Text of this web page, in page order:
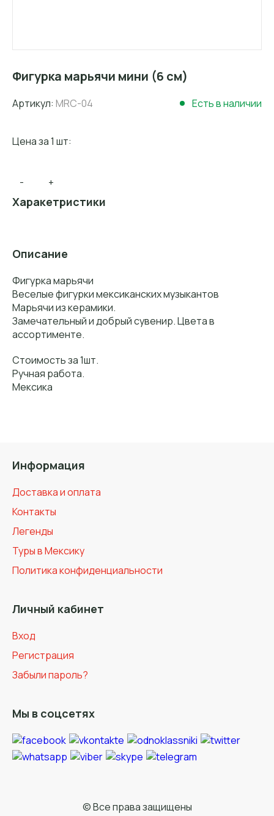
Фигурка марьячи мини (6 см)
Артикул: MRС-04 Есть в наличии
Цена за 1 шт:
- +
Харакетристики
Описание
Фигурка марьячи
Веселые фигурки мексиканских музыкантов
Марьячи из керамики.
Замечательный и добрый сувенир. Цвета в
ассортименте.
Стоимость за 1шт.
Ручная работа.
Мексика
Информация
Доставка и оплата
Контакты
Легенды
Туры в Мексику
Политика конфиденциальности
Личный кабинет
Вход
Регистрация
Забыли пароль?
Мы в соцсетях
© Все права защищены